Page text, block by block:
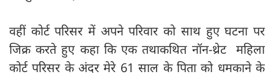
वहीं कोर्ट परिसर में अपने परिवार को साथ हुए घटना पर
जिक्र करते हुए कहा कि एक तथाकथित नॉन-थ्रेट महिला
कोर्ट परिसर के अंदर मेरे 61 साल के पिता को धमकाने के